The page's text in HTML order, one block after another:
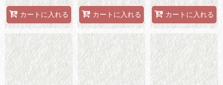
カートに入れる カートに入れる カートに入れる